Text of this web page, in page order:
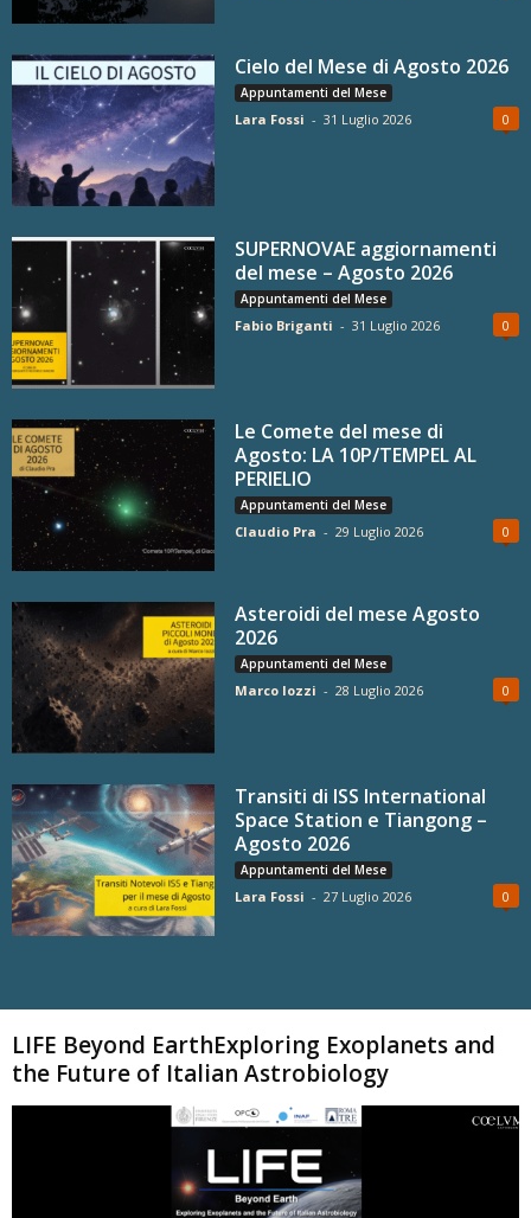
Cielo del Mese di Agosto 2026
Appuntamenti del Mese
Lara Fossi - 31 Luglio 2026 0
SUPERNOVAE aggiornamenti
del mese – Agosto 2026
Appuntamenti del Mese
Fabio Briganti - 31 Luglio 2026 0
Le Comete del mese di
Agosto: LA 10P/TEMPEL AL
PERIELIO
Appuntamenti del Mese
Claudio Pra - 29 Luglio 2026 0
Asteroidi del mese Agosto
2026
Appuntamenti del Mese
Marco Iozzi - 28 Luglio 2026 0
Transiti di ISS International
Space Station e Tiangong –
Agosto 2026
Appuntamenti del Mese
Lara Fossi - 27 Luglio 2026 0
LIFE Beyond EarthExploring Exoplanets and
the Future of Italian Astrobiology